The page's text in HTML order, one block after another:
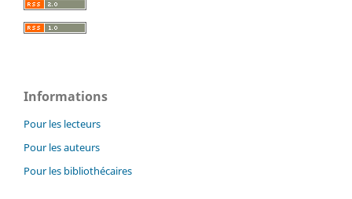
Informations
Pour les lecteurs
Pour les auteurs
Pour les bibliothécaires